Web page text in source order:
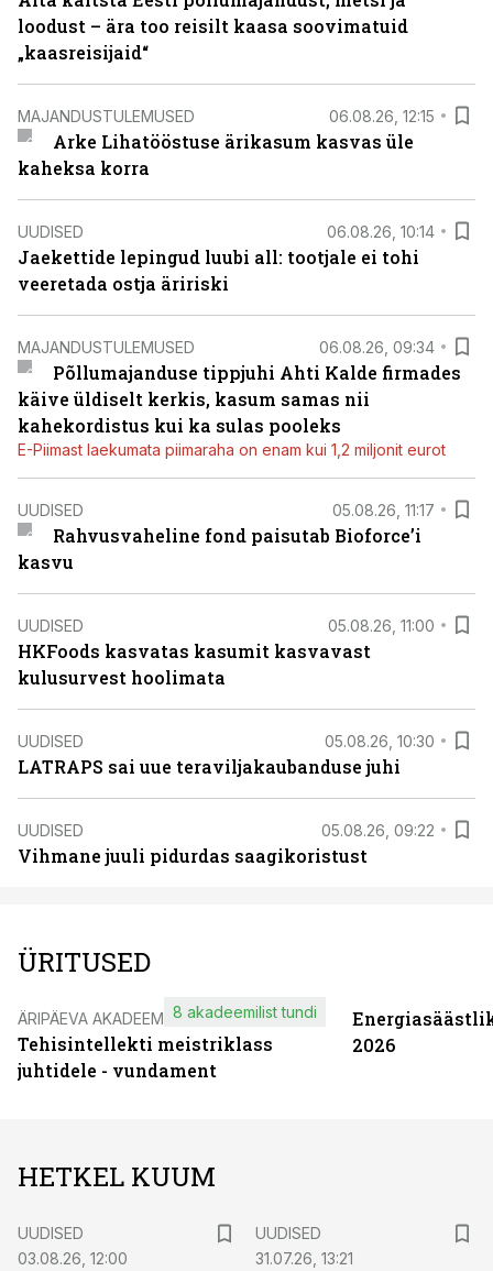
loodust – ära too reisilt kaasa soovimatuid
„kaasreisijaid“
MAJANDUSTULEMUSED 06.08.26, 12:15
Arke Lihatööstuse ärikasum kasvas üle
kaheksa korra
UUDISED 06.08.26, 10:14
Jaekettide lepingud luubi all: tootjale ei tohi
veeretada ostja äririski
MAJANDUSTULEMUSED 06.08.26, 09:34
Põllumajanduse tippjuhi Ahti Kalde firmades
käive üldiselt kerkis, kasum samas nii
kahekordistus kui ka sulas pooleks
E-Piimast laekumata piimaraha on enam kui 1,2 miljonit eurot
UUDISED 05.08.26, 11:17
Rahvusvaheline fond paisutab Bioforce’i
kasvu
UUDISED 05.08.26, 11:00
HKFoods kasvatas kasumit kasvavast
kulusurvest hoolimata
UUDISED 05.08.26, 10:30
LATRAPS sai uue teraviljakaubanduse juhi
UUDISED 05.08.26, 09:22
Vihmane juuli pidurdas saagikoristust
ÜRITUSED
ÄRIPÄEVA AKADEEMIA
Tehisintellekti meistriklass
juhtidele - vundament
8 akadeemilist tundi
2026
HETKEL KUUM
UUDISED
03.08.26, 12:00
UUDISED
31.07.26, 13:21